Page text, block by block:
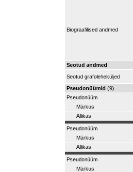
Biograafilised andmed
Seotud andmed
Seotud grafoleheküljed
Pseudonüümid (9)
Pseudonüüm
Märkus
Allikas
Pseudonüüm
Märkus
Allikas
Pseudonüüm
Märkus